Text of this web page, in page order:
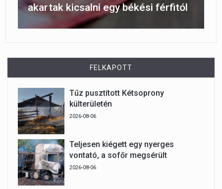
akartak kicsalni egy békési férfitól
FELKAPOTT
Tűz pusztított Kétsoprony
külterületén
2026-08-06
Teljesen kiégett egy nyerges
vontató, a sofőr megsérült
2026-08-06